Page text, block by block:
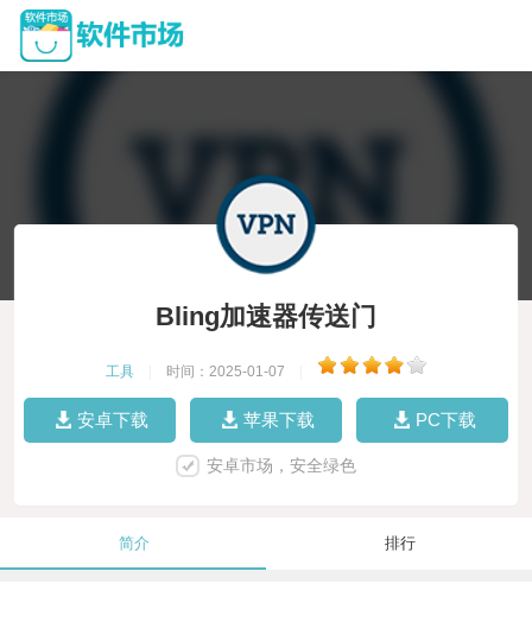
Bling加速器传送门
工具 时间：2025-01-07
安卓下载 苹果下载 PC下载
安卓市场，安全绿色
简介 排行